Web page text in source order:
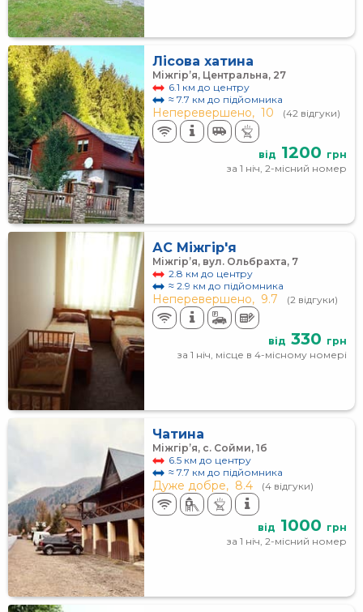
Лісова хатина
Міжгір’я, Центральна, 27
6.1 км до центру
≈ 7.7 км до підйомника
Неперевершено, 10 (42 відгуки)
від 1200 грн
за 1 ніч, 2-місний номер
АС Міжгір'я
Міжгір’я, вул. Ольбрахта, 7
2.8 км до центру
≈ 2.9 км до підйомника
Неперевершено, 9.7 (2 відгуки)
від 330 грн
за 1 ніч, місце в 4-місному номері
Чатина
Міжгір’я, с. Сойми, 1б
6.5 км до центру
≈ 7.7 км до підйомника
Дуже добре, 8.4 (4 відгуки)
від 1000 грн
за 1 ніч, 2-місний номер